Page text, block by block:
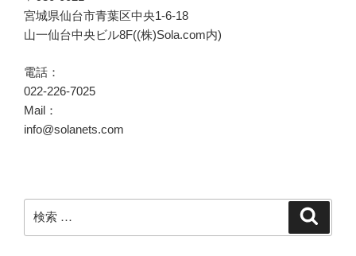
宮城県仙台市青葉区中央1-6-18
山一仙台中央ビル8F((株)Sola.com内)
電話：
022-226-7025
Mail：
info@solanets.com
検
索: